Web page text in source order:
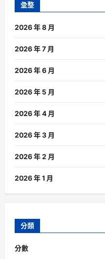
彙整
2026 年 8 月
2026 年 7 月
2026 年 6 月
2026 年 5 月
2026 年 4 月
2026 年 3 月
2026 年 2 月
2026 年 1 月
分類
分數